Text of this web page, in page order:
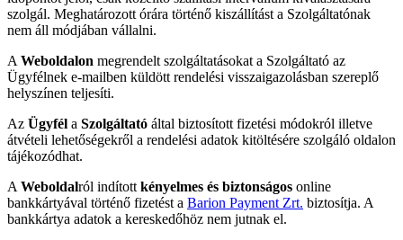
szolgál. Meghatározott órára történő kiszállítást a Szolgáltatónak
nem áll módjában vállalni.
A Weboldalon megrendelt szolgáltatásokat a Szolgáltató az
Ügyfélnek e-mailben küldött rendelési visszaigazolásban szereplő
helyszínen teljesíti.
Az Ügyfél a Szolgáltató által biztosított fizetési módokról illetve
átvételi lehetőségekről a rendelési adatok kitöltésére szolgáló oldalon
tájékozódhat.
A Weboldalról indított kényelmes és biztonságos online
bankkártyával történő fizetést a Barion Payment Zrt. biztosítja. A
bankkártya adatok a kereskedőhöz nem jutnak el.